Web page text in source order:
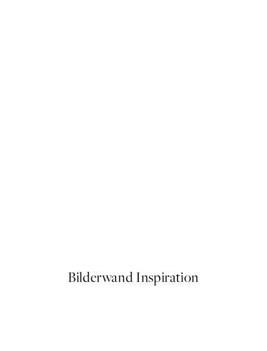
Bilderwand Inspiration